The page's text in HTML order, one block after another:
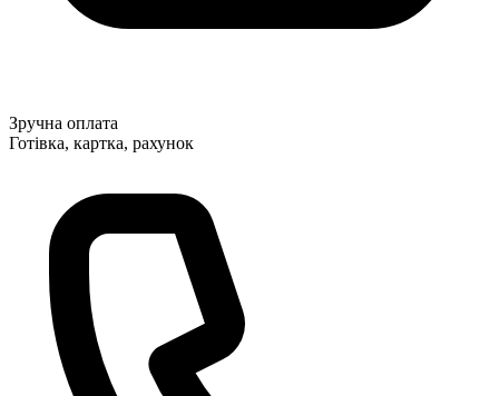
Зручна оплата
Готівка, картка, рахунок